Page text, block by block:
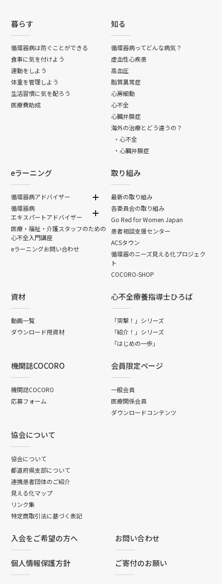
暮らす
循環器病は防ぐことができる
食事に気を付けよう
運動をしよう
体重を管理しよう
生活習慣に気を配ろう
医療費助成
知る
循環器病ってどんな病気？
虚血性心疾患
高血圧
脂質異常症
心房細動
心不全
心臓弁膜症
海外の治療とどう違うの？
・心不全
・心臓弁膜症
eラーニング
循環器病アドバイザー
循環器病
エキスパートアドバイザー
医療・福祉・介護スタッフのための
心不全入門講座
eラーニングお問い合わせ
取り組み
最新の取り組み
各委員会の取り組み
Go Red for Women Japan
患者相談支援センター
ACSタウン
循環器のニーズ見える化プロジェク
ト
COCORO-SHOP
資材
動画一覧
ダウンロード用資材
心不全療養指導士ひろば
「突撃！」シリーズ
「紹介！」シリーズ
「はじめの一歩」
機関誌COCORO
機関誌COCORO
応募フォーム
会員限定ページ
一般会員
医療関係会員
ダウンロードコンテンツ
協会について
協会について
都道府県支部について
連携患者団体のご紹介
見える化マップ
リンク集
特定商取引法に基づく表記
入会をご希望の方へ お問い合わせ
個人情報保護方針 ご寄付のお願い